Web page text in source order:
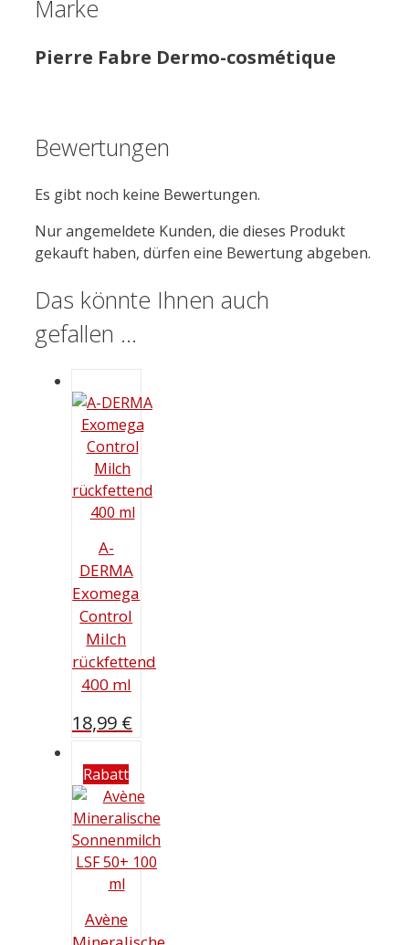
Marke
Pierre Fabre Dermo-cosmétique
Bewertungen
Es gibt noch keine Bewertungen.
Nur angemeldete Kunden, die dieses Produkt
gekauft haben, dürfen eine Bewertung abgeben.
Das könnte Ihnen auch
gefallen …
A-
DERMA
Exomega
Control
Milch
rückfettend
400 ml
18,99 €
Rabatt
Avène